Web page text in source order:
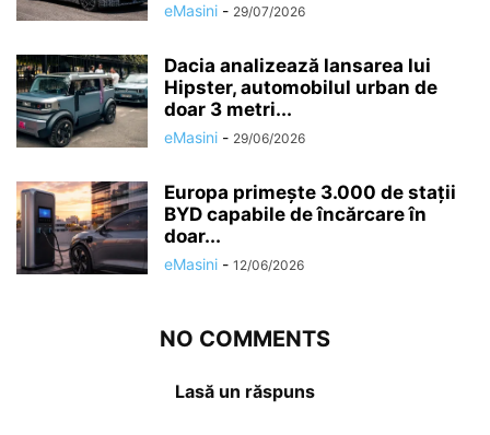
eMasini - 29/07/2026
Dacia analizează lansarea lui
Hipster, automobilul urban de
doar 3 metri...
eMasini - 29/06/2026
Europa primește 3.000 de stații
BYD capabile de încărcare în
doar...
eMasini - 12/06/2026
NO COMMENTS
Lasă un răspuns